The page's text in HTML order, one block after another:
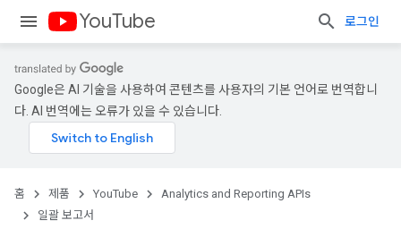
YouTube 로그인
Google은 AI 기술을 사용하여 콘텐츠를 사용자의 기본 언어로 번역합니
다. AI 번역에는 오류가 있을 수 있습니다.
홈 제품 YouTube
Analytics and Reporting APIs
일괄 보고서